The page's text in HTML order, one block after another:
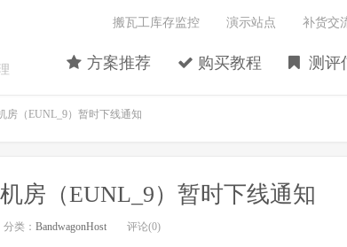
方案推荐 购买教程 测评
搬瓦工库存监控 演示站点 补货交
房（EUNL_9）暂时下线通知
房（EUNL_9）暂时下线通知
分类： BandwagonHost 评论(0)